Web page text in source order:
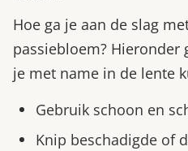
Hoe ga je aan de slag
passiebloem? Hieronder
je met name in de lente
Gebruik schoon en
Knip beschadigde of